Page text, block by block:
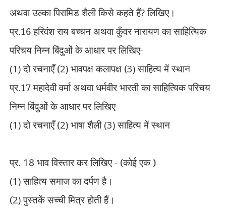
अथवा उल्का पिरामिड शैली किसे कहते हैं?लिखिए।
प्र.16हरिवंश राय बच्चन अथवा कुँवर नारायण का साहित्यिक
परिचय निम्न बिंदुओं के आधारपर लिखिए-
(1)दो रचनाएँ (2) भावपक्ष कलापक्ष (3)साहित्य में स्थान
प्र.17महादेवी वर्मा अथवा धर्मवीर भारती का साहित्यिक परिचय
निम्नबिंदुओं केआधार पर लिखिए-
(1)दो रचनाएँ (2) भाषा शैली (3)साहित्य में स्थान
प्र. 18 भाव विस्तार कर लिखिए - (कोई एक )
(1)साहित्य समाज का दर्पण है।
(2)पुस्तकें सच्ची मित्र होती हैं।